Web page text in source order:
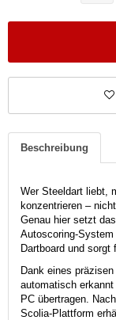
Beschreibung
Wer Steeldart liebt,
konzentrieren –
Genau hier setzt
Autoscoring-
Dartboard und sorgt
Dank eines
automatisch
PC übertragen.
Scolia-Plattform